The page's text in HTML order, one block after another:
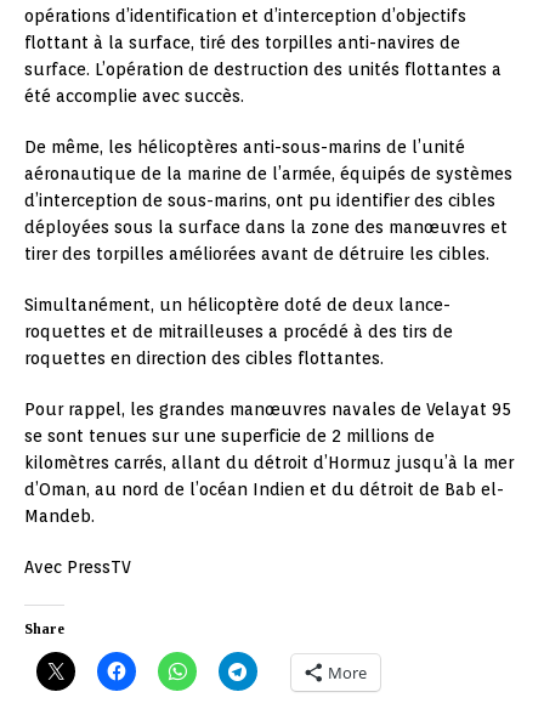
opérations d’identification et d’interception d’objectifs
flottant à la surface, tiré des torpilles anti-navires de
surface. L’opération de destruction des unités flottantes a
été accomplie avec succès.
De même, les hélicoptères anti-sous-marins de l’unité
aéronautique de la marine de l’armée, équipés de systèmes
d’interception de sous-marins, ont pu identifier des cibles
déployées sous la surface dans la zone des manœuvres et
tirer des torpilles améliorées avant de détruire les cibles.
Simultanément, un hélicoptère doté de deux lance-
roquettes et de mitrailleuses a procédé à des tirs de
roquettes en direction des cibles flottantes.
Pour rappel, les grandes manœuvres navales de Velayat 95
se sont tenues sur une superficie de 2 millions de
kilomètres carrés, allant du détroit d’Hormuz jusqu’à la mer
d’Oman, au nord de l’océan Indien et du détroit de Bab el-
Mandeb.
Avec PressTV
Share
More